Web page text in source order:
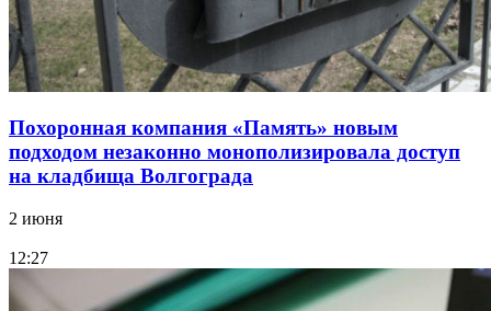
Похоронная компания «Память» новым
подходом незаконно монополизировала доступ
на кладбища Волгограда
2 июня
12:27